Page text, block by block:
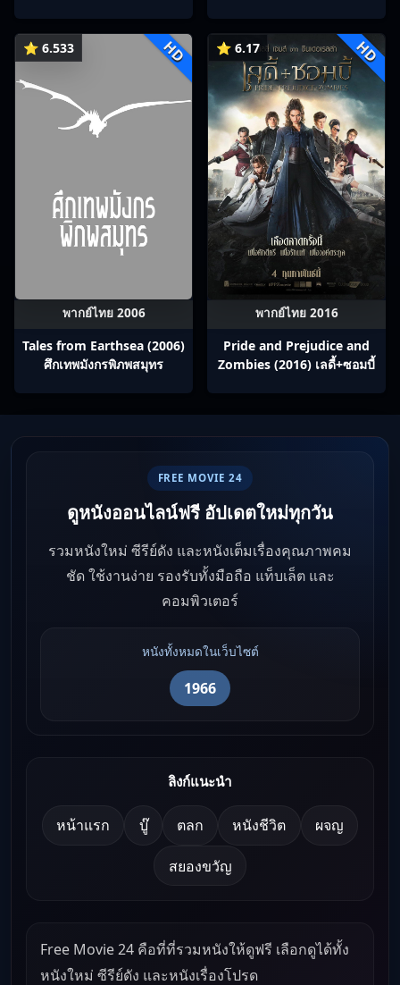
⭐ 6.533 HD
พากย์ไทย 2006
Tales from Earthsea (2006)
ศึกเทพมังกรพิภพสมุทร
⭐ 6.17 HD
พากย์ไทย 2016
Pride and Prejudice and
Zombies (2016) เลดี้+ซอมบี้
FREE MOVIE 24
ดูหนังออนไลน์ฟรี อัปเดตใหม่ทุกวัน
รวมหนังใหม่ ซีรีย์ดัง และหนังเต็มเรื่องคุณภาพคม
ชัด ใช้งานง่าย รองรับทั้งมือถือ แท็บเล็ต และ
คอมพิวเตอร์
หนังทั้งหมดในเว็บไซต์
1966
ลิงก์แนะนำ
หน้าแรก บู๊ ตลก หนังชีวิต ผจญ
สยองขวัญ
Free Movie 24 คือที่ที่รวมหนังให้ดูฟรี เลือกดูได้ทั้ง
หนังใหม่ ซีรีย์ดัง และหนังเรื่องโปรด